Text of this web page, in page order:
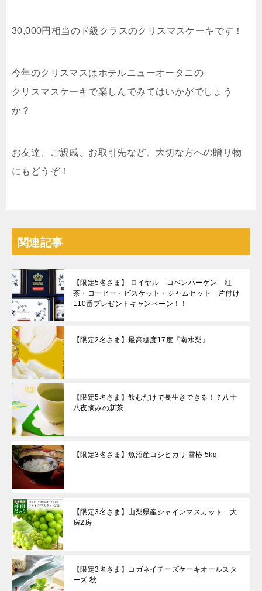
30,000円相当のド級クラスのクリスマスケーキです！
今年のクリスマスはホテルニューオータニの
クリスマスケーキで楽しんでみてはいかがでしょう
か？
お友達、ご親戚、お取引先など、大切な方への贈り物
にもどうぞ！
関連記事
【限定5名さま】 ロイヤル コペンハーゲン 紅
茶・コーヒー・ビスケット・ジャムセット 片付け
110番プレゼントキャンペーン！！
【限定2名さま】最高糖度17度『南水梨』
【限定5名さま】飲むだけで長生きできる！？八十
八夜摘みの新茶
【限定3名さま】魚沼産コシヒカリ 雪椿 5kg
【限定3名さま】山梨県産シャインマスカット 大
房2房
【限定3名さま】コガネイチーズケーキオールスタ
ーズ 秋